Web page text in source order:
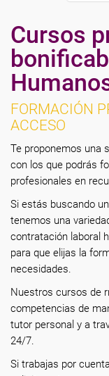
Cursos
FORMACIÓN
ACCESO
Te proponemos una
con los que podrás
profesionales en
Si estás buscando
tenemos una
contratación laboral
para que elijas la
necesidades.
Nuestros cursos de
competencias de
tutor personal y a
24/7.
Si trabajas por